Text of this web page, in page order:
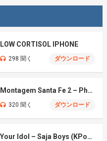
LOW CORTISOL IPHONE
298 聞く ダウンロード
Montagem Santa Fe 2 – Phonk (iPhone)
320 聞く ダウンロード
Your Idol – Saja Boys (KPop Demon Hunters iPhone)